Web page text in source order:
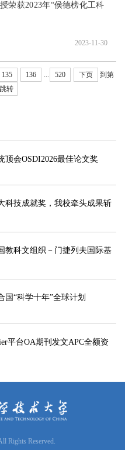
2023-11-30
135 136 520 下页
到第
跳转
顶会OSDI2026最佳论文奖
科技成就奖，我校牵头成果斩
教科文组织－门捷列夫国际基
“科学十年”全球计划
平台OA期刊发文APC全额资
Rights Reserved.